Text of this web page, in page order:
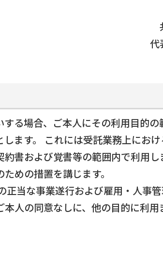
る場合、ご本人にその利用目的の
ます。 これには受託業務上にお
書および覚書等の範囲内で利用
めの措置を講じます。
正当な事業遂行および雇用・人事
人の同意なしに、他の目的に利